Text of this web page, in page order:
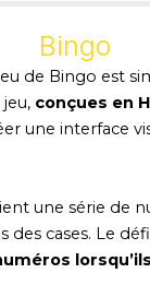
Bingo
de Bingo est
conçues en
une interface
une série de
des cases. Le